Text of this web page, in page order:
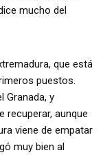
mucho del
que está
puestos.
Granada, y
recuperar, aunque
viene de empatar
muy bien al